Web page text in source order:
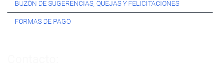
BUZÓN DE SUGERENCIAS, QUEJAS Y FELICITACIONES
FORMAS DE PAGO